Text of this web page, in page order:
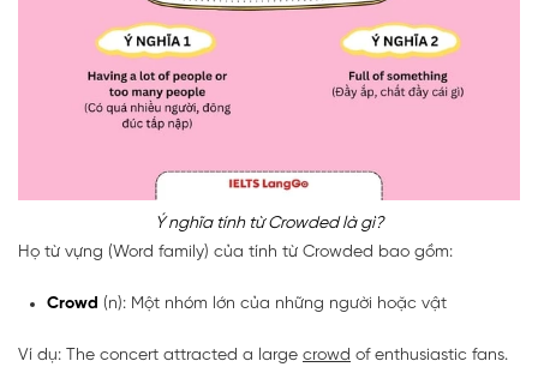
Ý nghĩa tính từ Crowded là gì?
Họ từ vựng (Word family) của tính từ Crowded bao gồm:
Crowd (n): Một nhóm lớn của những người hoặc vật
Ví dụ: The concert attracted a large crowd of enthusiastic fans.